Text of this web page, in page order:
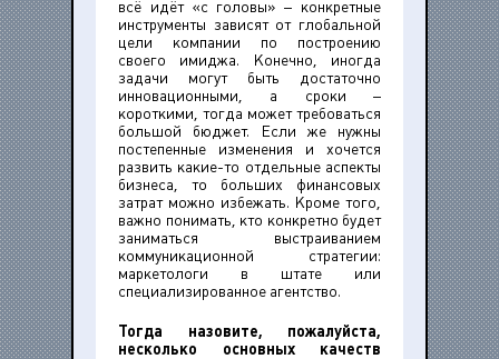
всё идёт «с головы» – конкретные
инструменты зависят от глобальной
цели компании по построению
своего имиджа. Конечно, иногда
задачи могут быть достаточно
инновационными, а сроки –
короткими, тогда может требоваться
большой бюджет. Если же нужны
постепенные изменения и хочется
развить какие-то отдельные аспекты
бизнеса, то больших финансовых
затрат можно избежать. Кроме того,
важно понимать, кто конкретно будет
заниматься выстраиванием
коммуникационной стратегии:
маркетологи в штате или
специализированное агентство.
Тогда назовите, пожалуйста,
несколько основных качеств